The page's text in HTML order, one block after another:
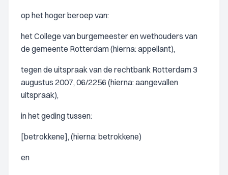
op het hoger beroep van:
het College van burgemeester en wethouders van
de gemeente Rotterdam (hierna: appellant),
tegen de uitspraak van de rechtbank Rotterdam 3
augustus 2007, 06/2256 (hierna: aangevallen
uitspraak),
in het geding tussen:
[betrokkene], (hierna: betrokkene)
en